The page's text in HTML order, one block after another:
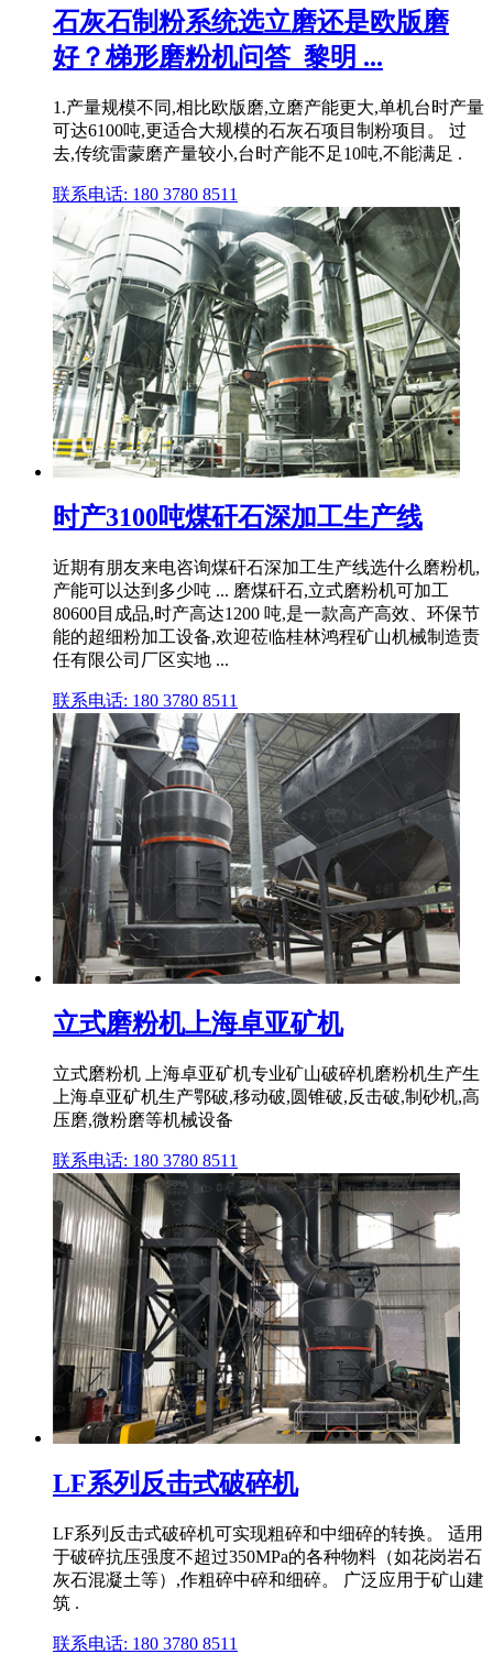
石灰石制粉系统选立磨还是欧版磨
好？梯形磨粉机问答_黎明 ...
1.产量规模不同,相比欧版磨,立磨产能更大,单机台时产量
可达6100吨,更适合大规模的石灰石项目制粉项目。 过
去,传统雷蒙磨产量较小,台时产能不足10吨,不能满足 .
联系电话: 180 3780 8511
时产3100吨煤矸石深加工生产线
近期有朋友来电咨询煤矸石深加工生产线选什么磨粉机,
产能可以达到多少吨 ... 磨煤矸石,立式磨粉机可加工
80600目成品,时产高达1200 吨,是一款高产高效、环保节
能的超细粉加工设备,欢迎莅临桂林鸿程矿山机械制造责
任有限公司厂区实地 ...
联系电话: 180 3780 8511
立式磨粉机上海卓亚矿机
立式磨粉机 上海卓亚矿机专业矿山破碎机磨粉机生产生
上海卓亚矿机生产鄂破,移动破,圆锥破,反击破,制砂机,高
压磨,微粉磨等机械设备
联系电话: 180 3780 8511
LF系列反击式破碎机
LF系列反击式破碎机可实现粗碎和中细碎的转换。 适用
于破碎抗压强度不超过350MPa的各种物料（如花岗岩石
灰石混凝土等）,作粗碎中碎和细碎。 广泛应用于矿山建
筑 .
联系电话: 180 3780 8511